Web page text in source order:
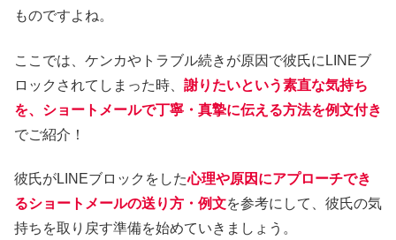
ものですよね。
ここでは、ケンカやトラブル続きが原因で彼氏にLINEブ
ロックされてしまった時、 謝りたいという素直な気持ち
を、ショートメールで丁寧・真摯に伝える方法を例文付き
でご紹介！
彼氏がLINEブロックをした心理や原因にアプローチでき
るショートメールの送り方・例文を参考にして、彼氏の気
持ちを取り戻す準備を始めていきましょう。